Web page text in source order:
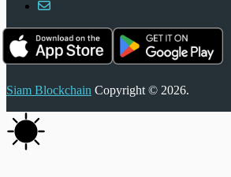
Siam Blockchain Copyright © 2026.